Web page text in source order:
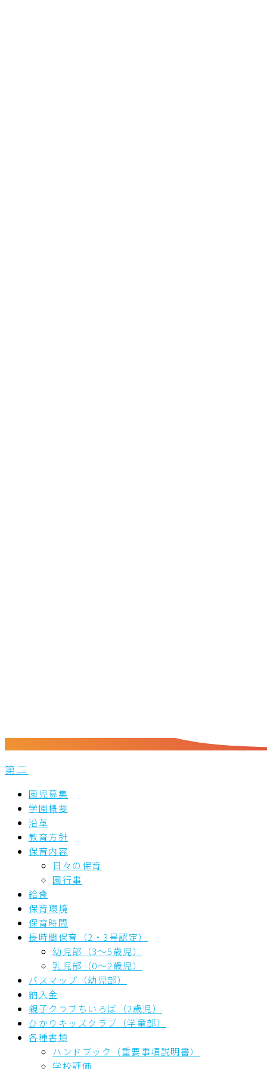
第二
園児募集
学園概要
沿革
教育方針
保育内容
日々の保育
園行事
給食
保育環境
保育時間
長時間保育（2・3号認定）
幼児部（3～5歳児）
乳児部（0～2歳児）
バスマップ（幼児部）
納入金
親子クラブちいろば（2歳児）
ひかりキッズクラブ（学童部）
各種書類
ハンドブック（重要事項説明書）
学校評価